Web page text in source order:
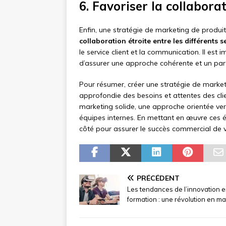
6. Favoriser la
Enfin, une stratégie de marketing de
collaboration étroite entre les différents
le service client et la communication. Il est
d’assurer une approche cohérente et un
Pour résumer, créer une stratégie de
approfondie des besoins et attentes des
marketing solide, une approche orientée
équipes internes. En mettant en œuvre ces
côté pour assurer le succès commercial de
PRÉCÉDENT
Les tendances de l’innovation
formation : une révolution en